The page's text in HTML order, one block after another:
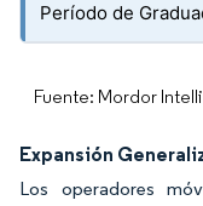
Período de
Fuente: Mordor
Expansión
Los operadores